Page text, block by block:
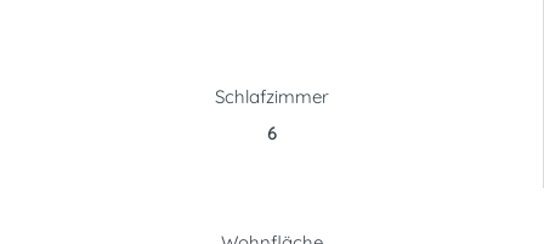
Schlafzimmer
6